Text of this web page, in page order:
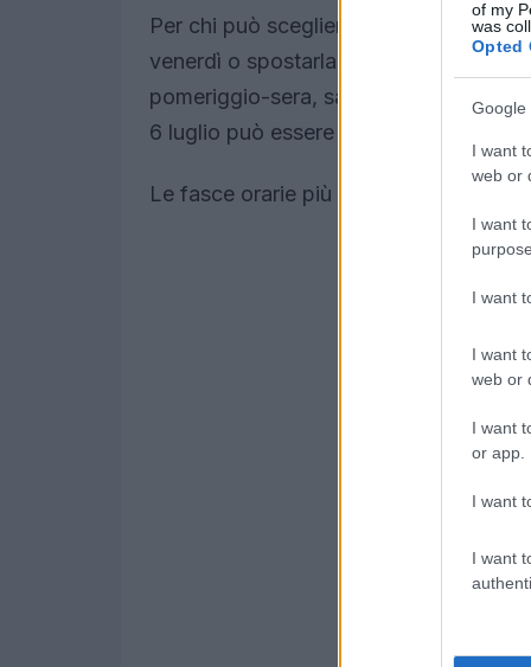
of my
was
Opted
Google
I want
web or
I want
I want
I want
web or
I want
or app.
I want
I want
Per chi può scegliere, è consigliabile
venerdì o spostarla alla tarda serata.
pomeriggio-sera, sabato mattina e
6 luglio può essere una soluzione più
Le fasce orarie più critiche sono state